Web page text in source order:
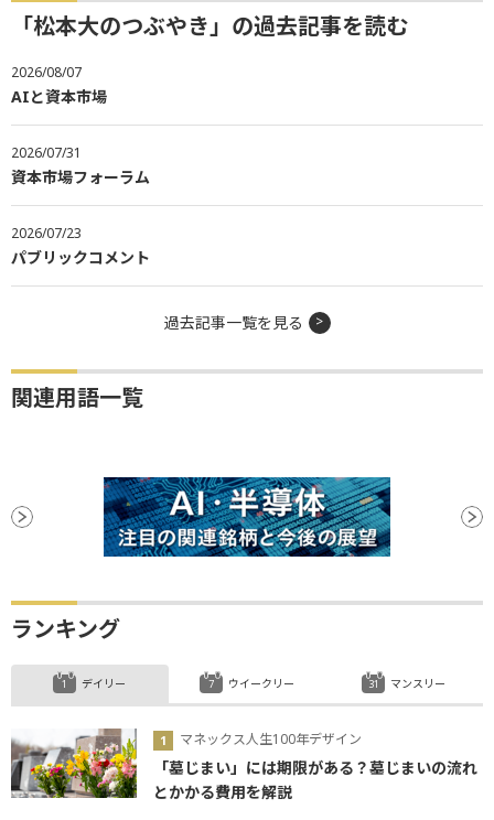
「松本大のつぶやき」の過去記事を読む
2026/08/07
AIと資本市場
2026/07/31
資本市場フォーラム
2026/07/23
パブリックコメント
過去記事一覧を見る
関連用語一覧
ランキング
デイリー
マネックス人生100年デザイン
「墓じまい」には期限がある？墓じまいの流れ
とかかる費用を解説
ウイークリー マンスリー